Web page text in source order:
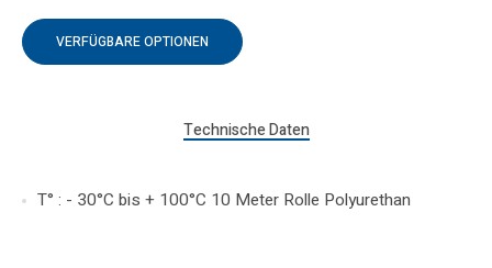
VERFÜGBARE OPTIONEN
Technische Daten
T° : - 30°C bis + 100°C 10 Meter Rolle Polyurethan